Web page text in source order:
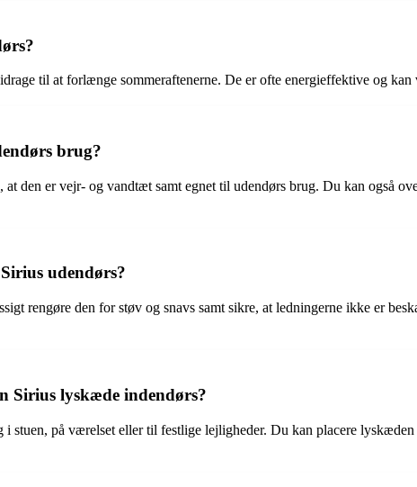
til at forlænge sommeraftenerne. De er ofte energieffektive og
brug?
den er vejr- og vandtæt samt egnet til udendørs brug. Du kan også
udendørs?
rengøre den for støv og snavs samt sikre, at ledningerne ikke er
Sirius lyskæde indendørs?
stuen, på værelset eller til festlige lejligheder. Du kan placere